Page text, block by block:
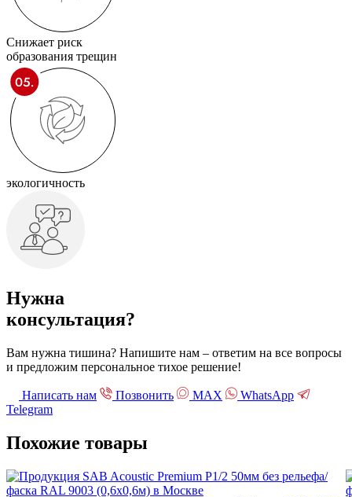
Снижает риск
образования трещин
экологичность
Нужна
консультация?
Вам нужна тишина? Напишите нам – ответим на все вопросы
и предложим персональное тихое решение!
Написать нам Позвонить МАХ
WhatsApp
Telegram
Похожие товары